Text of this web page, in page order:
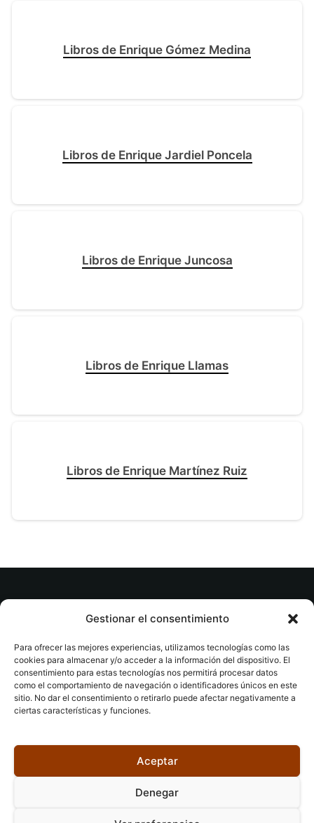
Gestionar el consentimiento
Para ofrecer las mejores experiencias, utilizamos tecnologías como las
cookies para almacenar y/o acceder a la información del dispositivo. El
consentimiento para estas tecnologías nos permitirá procesar datos
como el comportamiento de navegación o identificadores únicos en este
sitio. No dar el consentimiento o retirarlo puede afectar negativamente a
ciertas características y funciones.
Aceptar
Denegar
Libros de Enrique Gómez Medina
Libros de Enrique Jardiel Poncela
Libros de Enrique Juncosa
Libros de Enrique Llamas
Libros de Enrique Martínez Ruiz
© tuslibrosvip.com · Todos los derechos
Aviso legal|Accesibilidad